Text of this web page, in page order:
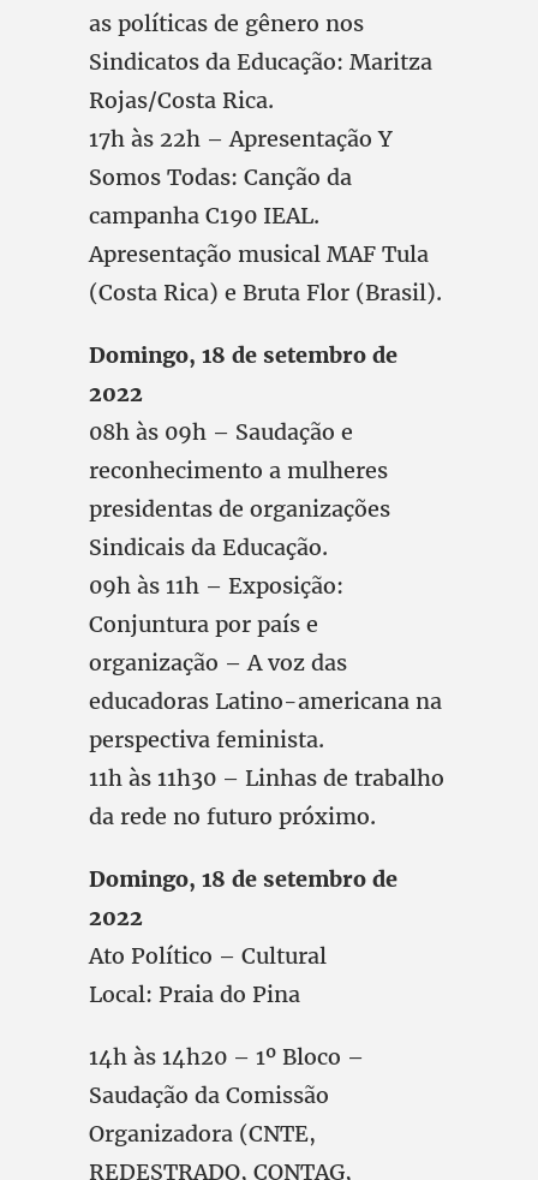
as políticas de gênero nos
Sindicatos da Educação: Maritza
Rojas/Costa Rica.
17h às 22h – Apresentação Y
Somos Todas: Canção da
campanha C190 IEAL.
Apresentação musical MAF Tula
(Costa Rica) e Bruta Flor (Brasil).
Domingo, 18 de setembro de
2022
08h às 09h – Saudação e
reconhecimento a mulheres
presidentas de organizações
Sindicais da Educação.
09h às 11h – Exposição:
Conjuntura por país e
organização – A voz das
educadoras Latino-americana na
perspectiva feminista.
11h às 11h30 – Linhas de trabalho
da rede no futuro próximo.
Domingo, 18 de setembro de
2022
Ato Político – Cultural
Local: Praia do Pina
14h às 14h20 – 1º Bloco –
Saudação da Comissão
Organizadora (CNTE,
REDESTRADO, CONTAG,